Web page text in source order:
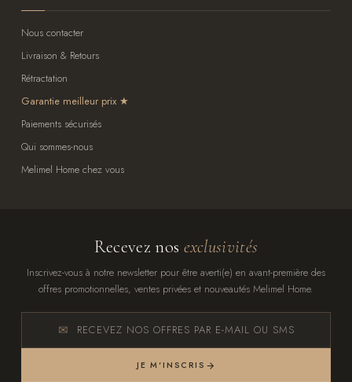
Nous contacter
Livraison & Retours
Rétractation
Garantie meilleur prix
Paiements sécurisés
Qui sommes-nous
Melimel Home chez vous
Recevez nos exclusivités
Inscrivez-vous à notre newsletter pour être averti(e) en avant-première des
offres promotionnelles, ventes privées et nouveautés Melimel Home.
RECEVEZ NOS OFFRES PAR E-MAIL OU SMS
JE M'INSCRIS